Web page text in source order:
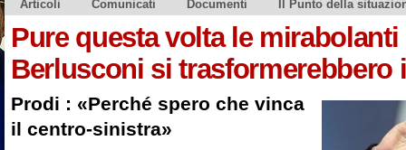
Articoli Comunicati Documenti Il Punto della
Pure questa volta le
Berlusconi si trasformerebbero
Prodi : «Perché spero che vinca
il centro-sinistra»